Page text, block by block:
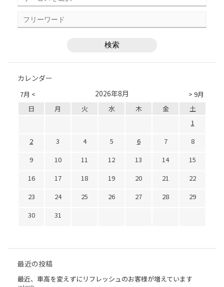
カレンダー
7月 < > 9月
2026年8月
日 月 火 水 木 金
土
1
2
3 4 5 6 7
8
9
10 11 12 13 14
15
16
17 18 19 20 21
22
23
24 25 26 27 28
29
30
31
最近の投稿
最近、車高を変えずにリフレッシュのお客様が増えています